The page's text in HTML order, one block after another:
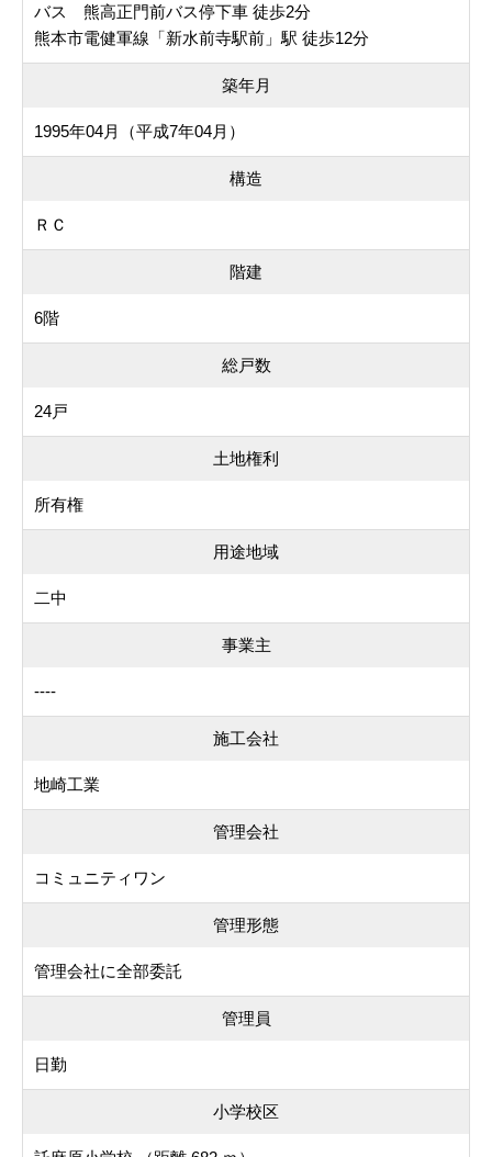
バス 熊高正門前バス停下車 徒歩2分
熊本市電健軍線「新水前寺駅前」駅 徒歩12分
築年月
1995年04月（平成7年04月）
構造
ＲＣ
階建
6階
総戸数
24戸
土地権利
所有権
用途地域
二中
事業主
----
施工会社
地崎工業
管理会社
コミュニティワン
管理形態
管理会社に全部委託
管理員
日勤
小学校区